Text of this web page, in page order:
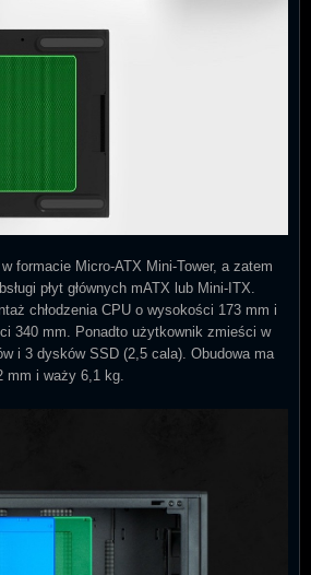
formacie Micro-ATX Mini-Tower, a zatem
płyt głównych mATX lub Mini-ITX.
chłodzenia CPU o wysokości 173 mm i
340 mm. Ponadto użytkownik zmieści w
i 3 dysków SSD (2,5 cala). Obudowa ma
mm i waży 6,1 kg.